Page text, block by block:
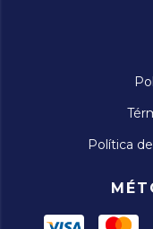
Política